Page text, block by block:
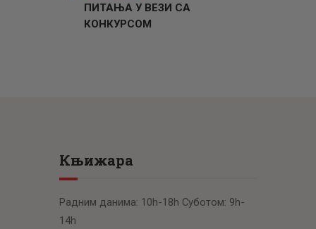
ПИТАЊА У ВЕЗИ СА
КОНКУРСОМ
Књижара
Радним данима: 10h-18h Суботом: 9h-
14h